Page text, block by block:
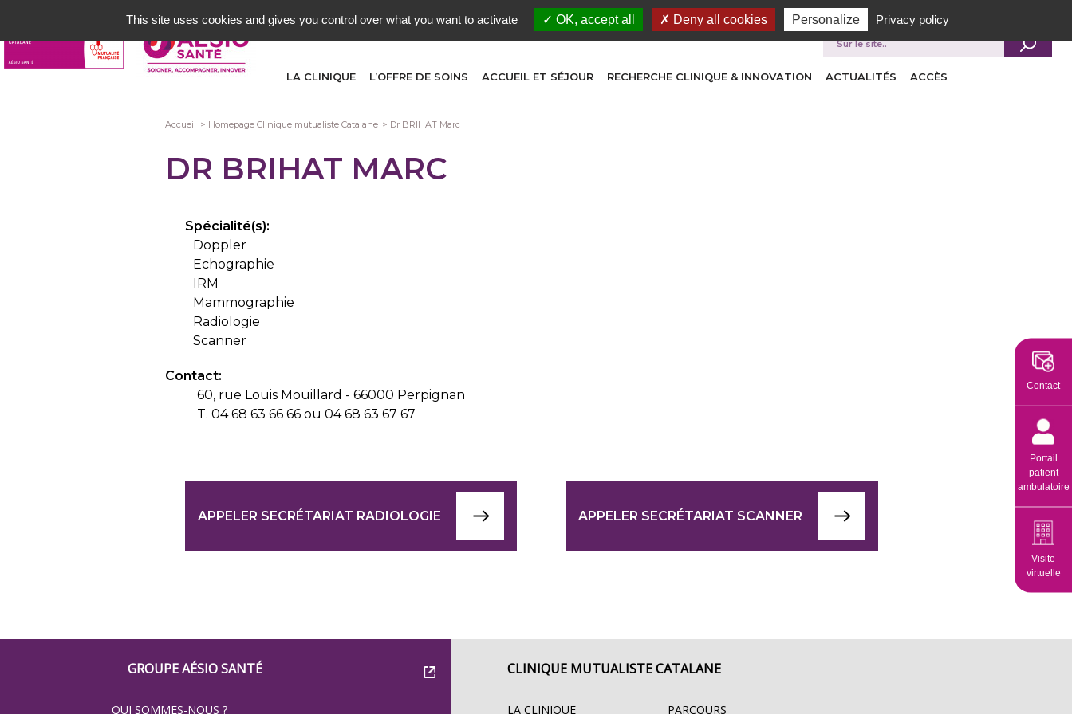
contenu
principal
LA CLINIQUE L’OFFRE DE SOINS ACCUEIL ET SÉJOUR RECHERCHE CLINIQUE & INNOVATION ACTUALITÉS ACCÈS
Je recherche
Fil
d'Ariane
Accueil Homepage Clinique mutualiste Catalane Dr BRIHAT Marc
DR BRIHAT MARC
Spécialité(s):
Doppler
Echographie
IRM
Mammographie
Radiologie
Scanner
Contact:
60, rue Louis Mouillard - 66000 Perpignan
T. 04 68 63 66 66 ou 04 68 63 67 67
APPELER SECRÉTARIAT RADIOLOGIE APPELER SECRÉTARIAT SCANNER
Contact
Portail
patient
ambulatoire
Visite
virtuelle
Footer
Groupe
GROUPE AÉSIO SANTÉ
QUI SOMMES-NOUS ?
CLINIQUE MUTUALISTE CATALANE
LA CLINIQUE PARCOURS
This site uses cookies and gives you control over what you want to activate OK, accept all Deny all cookies Personalize Privacy policy